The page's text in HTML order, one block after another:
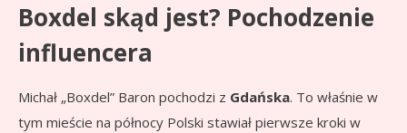
Boxdel skąd jest? Pochodzenie
influencera
Michał „Boxdel” Baron pochodzi z Gdańska. To właśnie w
tym mieście na północy Polski stawiał pierwsze kroki w